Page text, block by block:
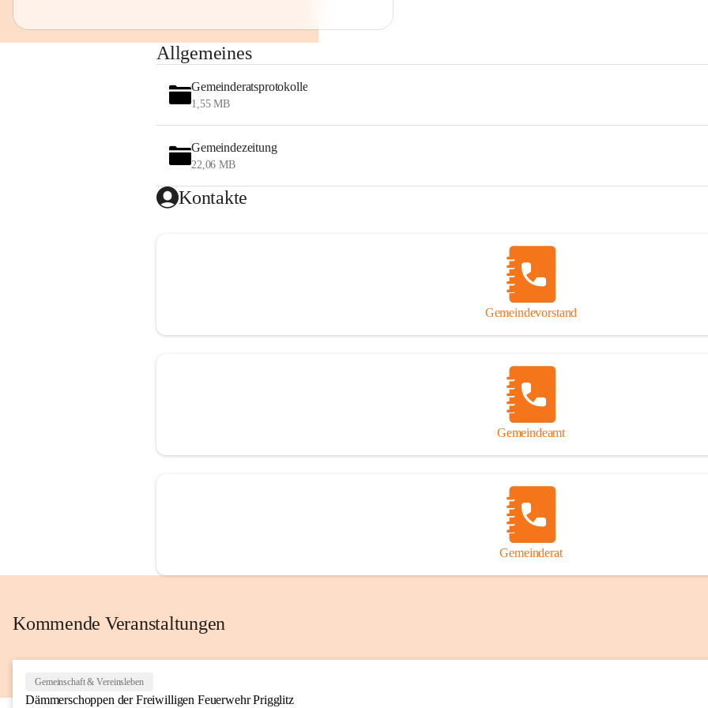
Allgemeines
Gemeinderatsprotokolle
1,55 MB
Gemeindezeitung
22,06 MB
Kontakte
Gemeindevorstand
Gemeindeamt
Gemeinderat
Kommende Veranstaltungen
Gemeinschaft & Vereinsleben
Dämmerschoppen der Freiwilligen Feuerwehr Prigglitz